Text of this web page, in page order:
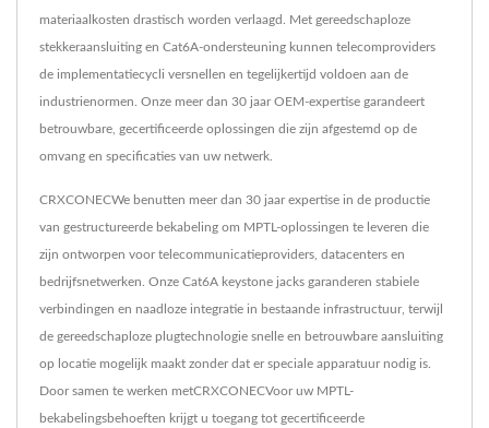
materiaalkosten drastisch worden verlaagd. Met gereedschaploze
stekkeraansluiting en Cat6A-ondersteuning kunnen telecomproviders
de implementatiecycli versnellen en tegelijkertijd voldoen aan de
industrienormen. Onze meer dan 30 jaar OEM-expertise garandeert
betrouwbare, gecertificeerde oplossingen die zijn afgestemd op de
omvang en specificaties van uw netwerk.
CRXCONECWe benutten meer dan 30 jaar expertise in de productie
van gestructureerde bekabeling om MPTL-oplossingen te leveren die
zijn ontworpen voor telecommunicatieproviders, datacenters en
bedrijfsnetwerken. Onze Cat6A keystone jacks garanderen stabiele
verbindingen en naadloze integratie in bestaande infrastructuur, terwijl
de gereedschaploze plugtechnologie snelle en betrouwbare aansluiting
op locatie mogelijk maakt zonder dat er speciale apparatuur nodig is.
Door samen te werken metCRXCONECVoor uw MPTL-
bekabelingsbehoeften krijgt u toegang tot gecertificeerde